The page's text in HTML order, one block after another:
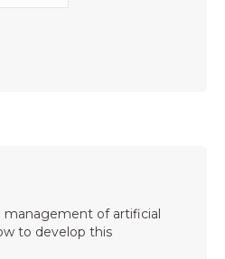
of artificial
to develop this